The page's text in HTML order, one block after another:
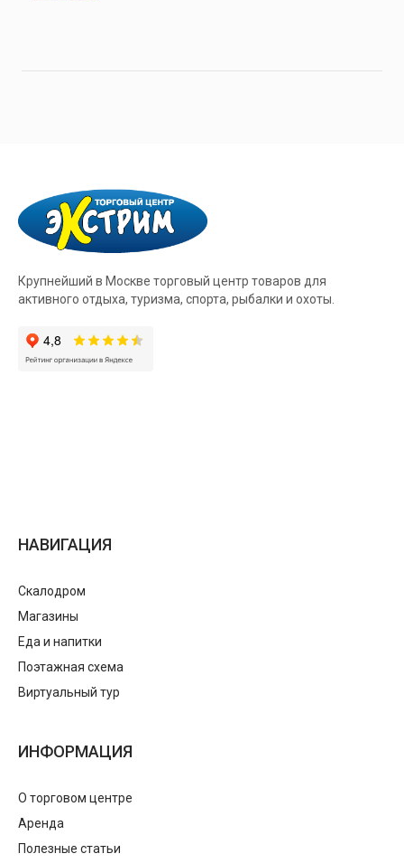
Крупнейший в Москве торговый центр товаров для
активного отдыха, туризма, спорта, рыбалки и охоты.
НАВИГАЦИЯ
Скалодром
Магазины
Еда и напитки
Поэтажная схема
Виртуальный тур
ИНФОРМАЦИЯ
О торговом центре
Аренда
Полезные статьи